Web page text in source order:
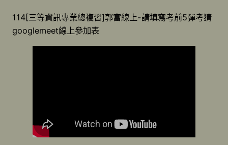
114[三等資訊專業總複習]郭富線上-請填寫考前5彈考猜
googlemeet線上參加表